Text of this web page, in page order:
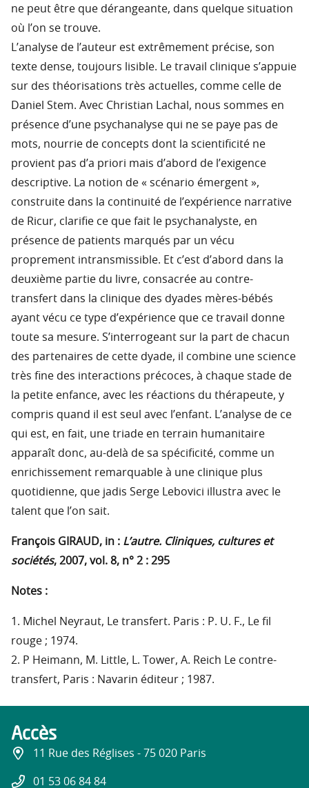
ne peut être que dérangeante, dans quelque situation
où l’on se trouve.
L’analyse de l’auteur est extrêmement précise, son
texte dense, toujours lisible. Le travail clinique s’appuie
sur des théorisations très actuelles, comme celle de
Daniel Stem. Avec Christian Lachal, nous sommes en
présence d’une psychanalyse qui ne se paye pas de
mots, nourrie de concepts dont la scientificité ne
provient pas d’a priori mais d’abord de l’exigence
descriptive. La notion de « scénario émergent »,
construite dans la continuité de l’expérience narrative
de Ricur, clarifie ce que fait le psychanalyste, en
présence de patients marqués par un vécu
proprement intransmissible. Et c’est d’abord dans la
deuxième partie du livre, consacrée au contre-
transfert dans la clinique des dyades mères-bébés
ayant vécu ce type d’expérience que ce travail donne
toute sa mesure. S’interrogeant sur la part de chacun
des partenaires de cette dyade, il combine une science
très fine des interactions précoces, à chaque stade de
la petite enfance, avec les réactions du thérapeute, y
compris quand il est seul avec l’enfant. L’analyse de ce
qui est, en fait, une triade en terrain humanitaire
apparaît donc, au-delà de sa spécificité, comme un
enrichissement remarquable à une clinique plus
quotidienne, que jadis Serge Lebovici illustra avec le
talent que l’on sait.
François GIRAUD, in : L’autre. Cliniques, cultures et
sociétés, 2007, vol. 8, n° 2 : 295
Notes :
1. Michel Neyraut, Le transfert. Paris : P. U. F., Le fil
rouge ; 1974.
2. P Heimann, M. Little, L. Tower, A. Reich Le contre-
transfert, Paris : Navarin éditeur ; 1987.
Accès
11 Rue des Réglises - 75 020 Paris
01 53 06 84 84